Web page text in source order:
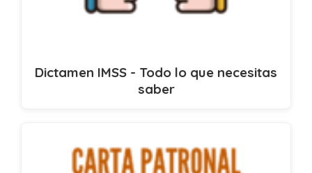
Dictamen IMSS - Todo lo que necesitas
saber